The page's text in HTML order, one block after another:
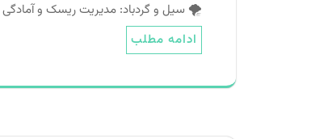
🌪️ سیل و گردباد: مدیریت ریسک و آمادگی
ادامه مطلب